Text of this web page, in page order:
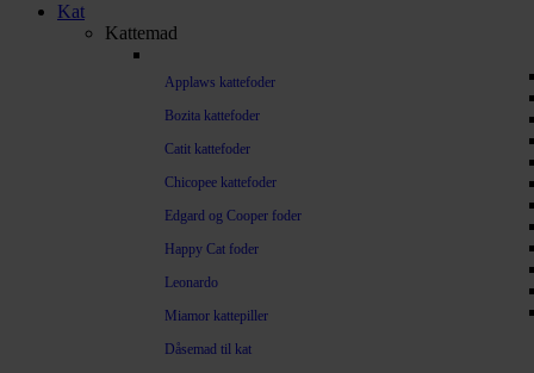
Kat
Kattemad
Applaws kattefoder
Bozita kattefoder
Catit kattefoder
Chicopee kattefoder
Edgard og Cooper foder
Happy Cat foder
Leonardo
Miamor kattepiller
Dåsemad til kat